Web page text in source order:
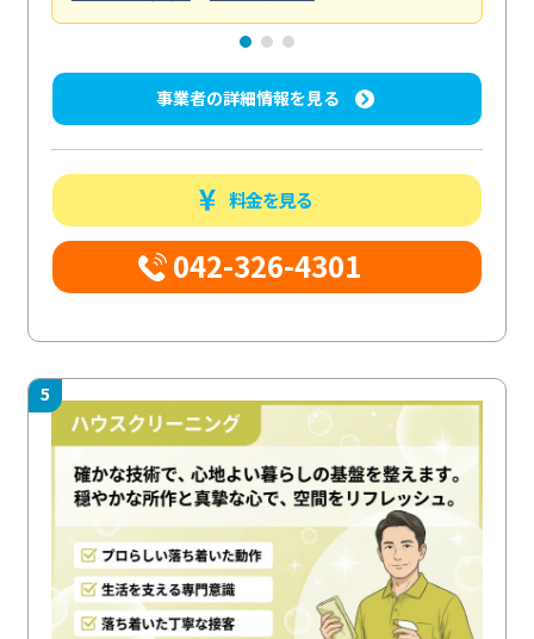
事業者の詳細情報を見る
料金を見る
042-326-4301
5